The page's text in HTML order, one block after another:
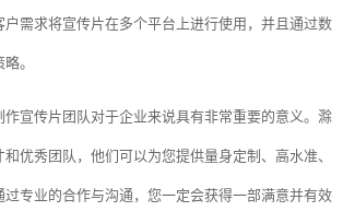
户需求将宣传片在多个平台上进行使用，并且通过数
。
宣传片团队对于企业来说具有非常重要的意义。滁
优秀团队，他们可以为您提供量身定制、高水准、
专业的合作与沟通，您一定会获得一部满意并有效